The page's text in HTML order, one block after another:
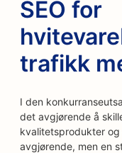
SEO for
trafikk
I den
det avgjørende å
kvalitetsprodukter
avgjørende, men en